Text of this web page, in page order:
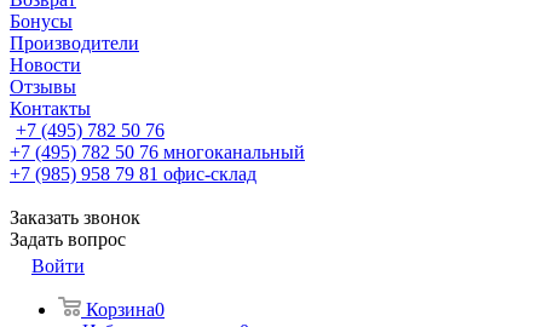
Бонусы
Производители
Новости
Отзывы
Контакты
+7 (495) 782 50 76
+7 (495) 782 50 76 многоканальный
+7 (985) 958 79 81 офис-склад
Заказать звонок
Задать вопрос
Войти
Корзина0